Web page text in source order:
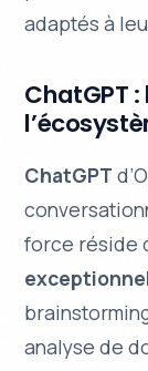
adaptés à
ChatGPT
ChatGPT
force réside
analyse de